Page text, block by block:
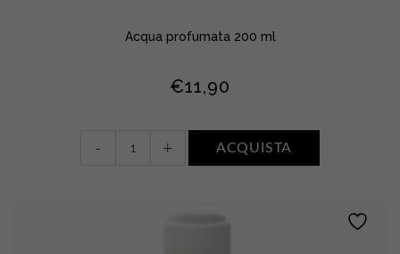
Acqua profumata 200 ml
€11,90
- + ACQUISTA